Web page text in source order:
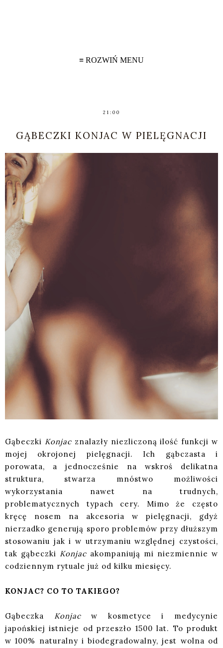
≡ ROZWIŃ MENU
21:00
GĄBECZKI KONJAC W PIELĘGNACJI
Gąbeczki Konjacznalazły niezliczoną ilość funkcji w
mojej okrojonej pielęgnacji. Ich gąbczasta i
porowata, a jednocześnie na wskroś delikatna
struktura, stwarza mnóstwo możliwości
wykorzystania nawet na trudnych,
problematycznych typach cery. Mimo że często
kręcę nosem na akcesoria w pielęgnacji, gdyż
nierzadko generują sporo problemów przy dłuższym
stosowaniu jak i w utrzymaniu względnej czystości,
tak gąbeczki Konjac akompaniują mi niezmiennie w
codziennym rytuale już od kilku miesięcy.
KONJAC? CO TO TAKIEGO?
Gąbeczka Konjacw kosmetyce i medycynie
japońskiej istnieje od przeszło 1500 lat. To produkt
w 100% naturalny i biodegradowalny, jest wolna od